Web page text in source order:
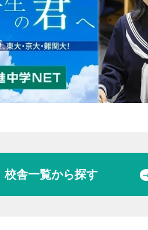
校舎一覧から探す